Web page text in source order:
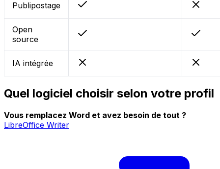
Publipostage
Open
source
IA intégrée
Quel logiciel choisir selon votre profil
Vous remplacez Word et avez besoin de tout ?
LibreOffice Writer